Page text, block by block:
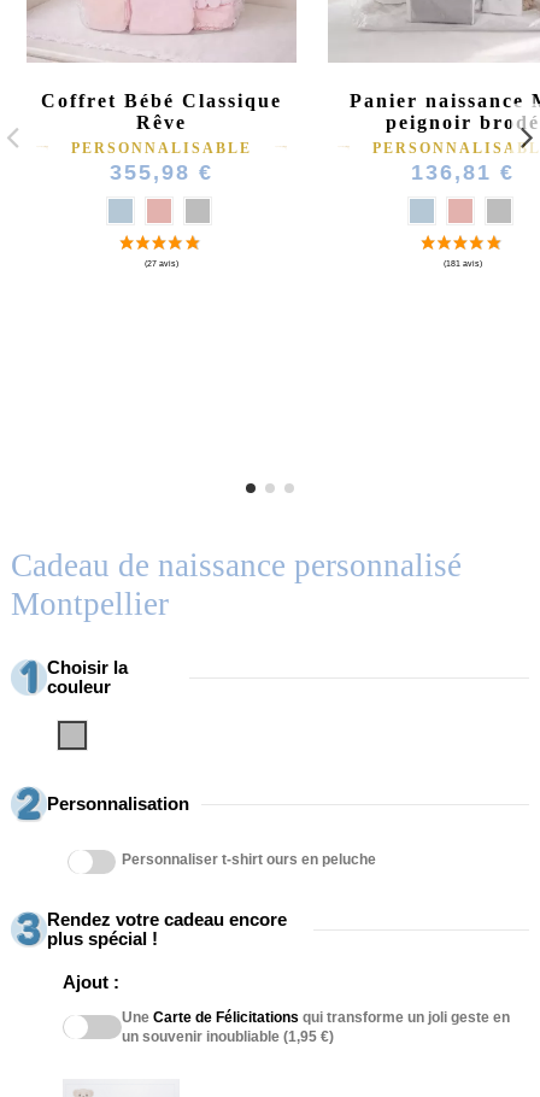
Coffret Bébé Classique
Rêve
PERSONNALISABLE
355,98 €
Panier naissance
peignoir brodé
136,81 €
Cadeau de naissance personnalisé
Montpellier
Choisir la
couleur
Personnalisation
Personnaliser t-shirt ours en peluche
Rendez votre cadeau encore
plus spécial !
Ajout :
Une Carte de Félicitations qui transforme un joli geste en
un souvenir inoubliable (1,95 €)